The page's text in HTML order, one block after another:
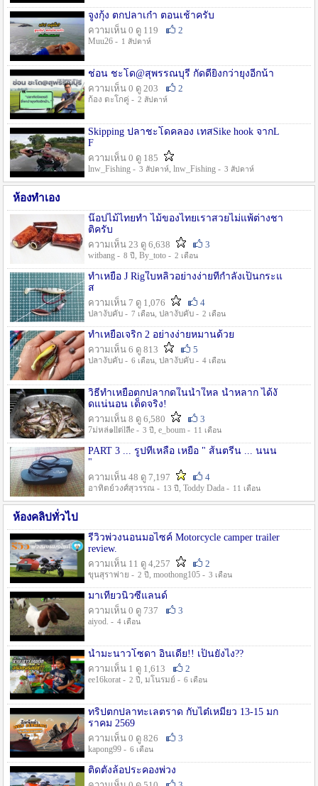
จูงกุ้ง ตกปลาเก๋า ตอนเช้าครับ
ความเห็น 0 ดู 119
2
Muu26 - 1 สัปดาห์
ช่อน ชะโด@สุพรรณบุรี กัดดียิ่งกว่ายุงอีกน้า
ความเห็น 0 ดู 203
2
ก้อง ตะโกคู่ - 2 สัปดาห์
Skipping ปลาชะโดคลอง เทสSike hook จากL
F
ความเห็น 0 ดู 185
lnw_Fishing - 3 สัปดาห์, lnw_Fishing - 3 สัปดาห์
ห้องทำเอง
น๊อปไม้ไทยทำ ไม้ของไทยเราสวยไม่แพ้ต่างชา
ติครับ
ความเห็น 23 ดู 6,638
3
witbang - 8 ปี , By_toto - 2 เดือน
ทำเหยื่อ J Rigใบหลิวอย่างง่ายที่กำลังเป็นกระแ
ส
ความเห็น 7 ดู 1,076
4
ปลางับคับ - 7 เดือน, ปลางับคับ - 2 เดือน
ทำเหยื่อเจริก 2 อย่างง่ายหมานด้วย
ความเห็น 6 ดู 813
5
ปลางับคับ - 6 เดือน, ปลางับคับ - 4 เดือน
วิธีทำเหยื่อตกปลากดในน้ำใหล น้ำหลาก ได้งั
ดแน่นอน เด็ดจริง!
ความเห็น 8 ดู 6,580
3
7ม่หล่๑llต่lลีe - 3 ปี , e_boum - 11 เดือน
PART 3 ... รูปที่เหลือ เหยื่อ " ส้นตรีน ... นนน
"
ความเห็น 48 ดู 7,197
4
อาทิตย์วงศ์สุวรรณ - 13 ปี , Toddy Dada - 11 เดือน
ห้องคลิปทั่วไป
รีวิวพ่วงนอนมอไซค์ Motorcycle camper trailer
review.
ความเห็น 11 ดู 4,257
2
ขุนสุราพ่าย - 2 ปี , moothong105 - 3 เดือน
มาเที่ยวนิวซีแลนด์
ความเห็น 0 ดู 737
3
aiyod. - 4 เดือน
น้ำมะนาวโซดา อินเดีย!! เป็นยังไง??
ความเห็น 1 ดู 1,613
2
ee16korat - 2 ปี , มโนรมย์ - 6 เดือน
ทริปตกปลาทะเลตราด กับไต๋เหมี่ยว 13-15 มก
ราคม 2569
ความเห็น 0 ดู 826
3
kapong99 - 6 เดือน
ติดตั้งล้อประคองพ่วง